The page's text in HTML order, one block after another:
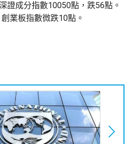
證成分指數10050點，跌56點。
業板指數微跌10點。